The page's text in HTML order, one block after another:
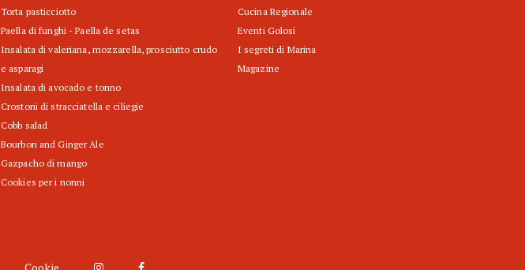
Torta pasticciotto
Paella di funghi - Paella de setas
Insalata di valeriana, mozzarella, prosciutto crudo
e asparagi
Insalata di avocado e tonno
Crostoni di stracciatella e ciliegie
Cobb salad
Bourbon and Ginger Ale
Gazpacho di mango
Cookies per i nonni
Cucina Regionale
Eventi Golosi
I segreti di Marina
Magazine